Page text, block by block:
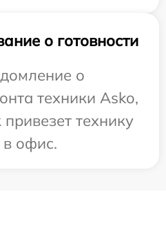
о готовности
о
техники Asko,
технику
офис.